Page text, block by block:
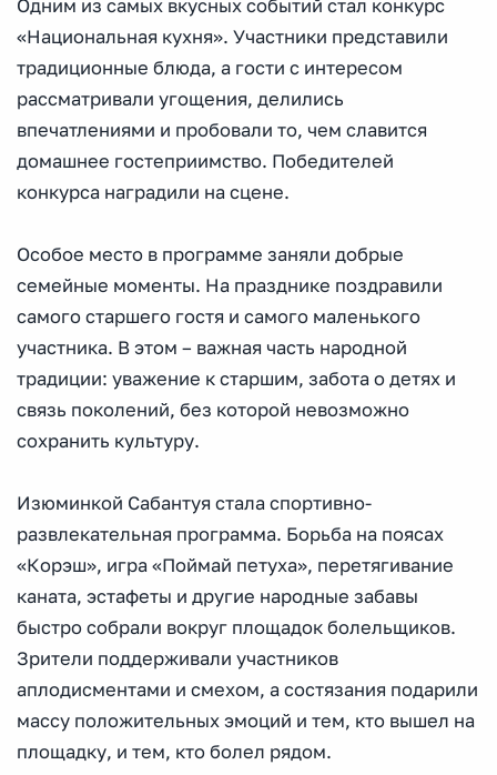
Одним из самых вкусных событий стал конкурс
«Национальная кухня». Участники представили
традиционные блюда, а гости с интересом
рассматривали угощения, делились
впечатлениями и пробовали то, чем славится
домашнее гостеприимство. Победителей
конкурса наградили на сцене.
Особое место в программе заняли добрые
семейные моменты. На празднике поздравили
самого старшего гостя и самого маленького
участника. В этом – важная часть народной
традиции: уважение к старшим, забота о детях и
связь поколений, без которой невозможно
сохранить культуру.
Изюминкой Сабантуя стала спортивно-
развлекательная программа. Борьба на поясах
«Корэш», игра «Поймай петуха», перетягивание
каната, эстафеты и другие народные забавы
быстро собрали вокруг площадок болельщиков.
Зрители поддерживали участников
аплодисментами и смехом, а состязания подарили
массу положительных эмоций и тем, кто вышел на
площадку, и тем, кто болел рядом.